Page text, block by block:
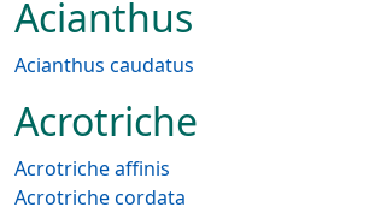
Acianthus
Acianthus caudatus
Acrotriche
Acrotriche affinis
Acrotriche cordata